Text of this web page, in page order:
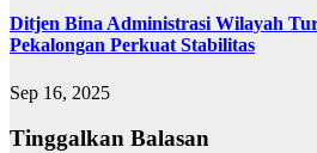
Ditjen Bina Administrasi Wilayah
Pekalongan Perkuat Stabilitas
Sep 16, 2025
Tinggalkan Balasan